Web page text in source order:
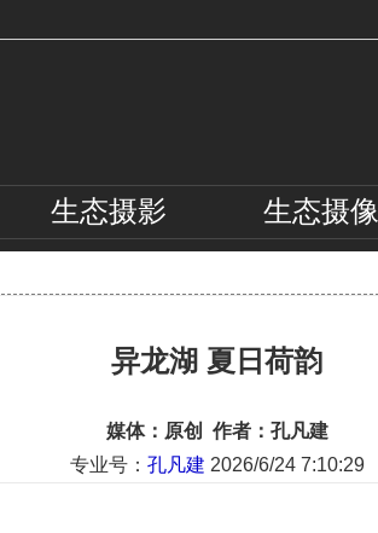
生态摄影 生态摄像
异龙湖 夏日荷韵
媒体：原创 作者：孔凡建
专业号： 孔凡建 2026/6/24 7:10:29